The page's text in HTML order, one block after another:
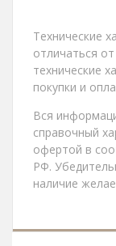
Технические
отличаться
технические
покупки и
Вся
справочный
офертой в
РФ.
наличие